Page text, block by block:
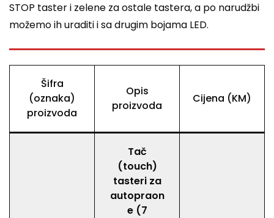
STOP taster i zelene za ostale tastera, a po narudžbi
možemo ih uraditi i sa drugim bojama LED.
Šifra
(oznaka)
proizvoda
Opis
proizvoda
Cijena (KM)
Tač
(touch)
tasteri za
autopraon
e (7